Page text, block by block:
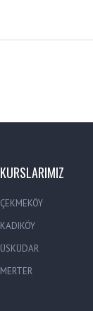
KURSLARIMIZ
ÇEKMEKÖY
KADIKÖY
ÜSKÜDAR
MERTER